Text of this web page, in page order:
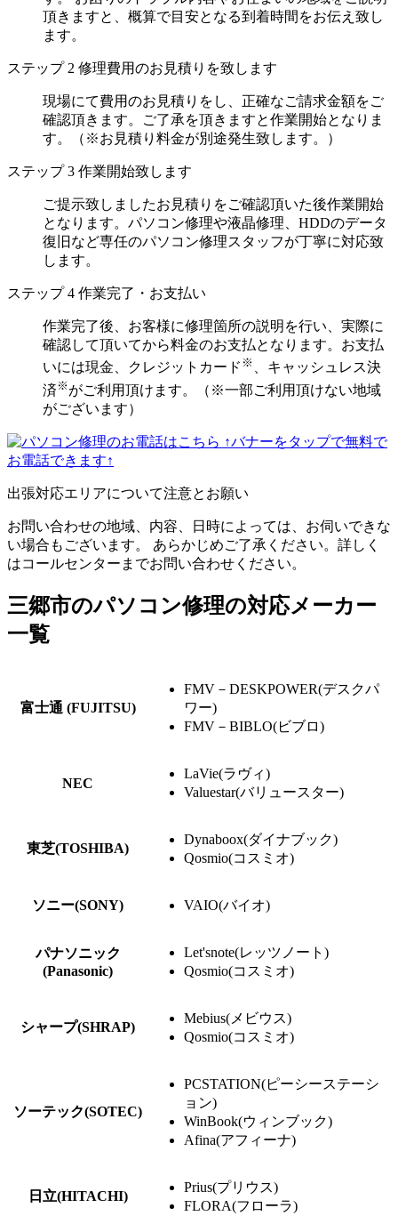
頂きますと、概算で目安となる到着時間をお伝え致し
ます。
ステップ 2 修理費用のお見積りを致します
現場にて費用のお見積りをし、正確なご請求金額をご
確認頂きます。ご了承を頂きますと作業開始となりま
す。（※お見積り料金が別途発生致します。）
ステップ 3 作業開始致します
ご提示致しましたお見積りをご確認頂いた後作業開始
となります。パソコン修理や液晶修理、HDDのデータ
復旧など専任のパソコン修理スタッフが丁寧に対応致
します。
ステップ 4 作業完了・お支払い
作業完了後、お客様に修理箇所の説明を行い、実際に
確認して頂いてから料金のお支払となります。お支払
いには現金、クレジットカード ※ 、キャッシュレス決
済 ※ がご利用頂けます。（※一部ご利用頂けない地域
がございます）
↑バナーをタップで無料で
お電話できます↑
出張対応エリアについて注意とお願い
お問い合わせの地域、内容、日時によっては、お伺いできな
い場合もございます。 あらかじめご了承ください。詳しく
はコールセンターまでお問い合わせください。
三郷市のパソコン修理の対応メーカー
一覧
富士通 (FUJITSU)
FMV－DESKPOWER(デスクパ
ワー)
FMV－BIBLO(ビブロ)
NEC
LaVie(ラヴィ)
Valuestar(バリュースター)
東芝(TOSHIBA)
Dynaboox(ダイナブック)
Qosmio(コスミオ)
ソニー(SONY) VAIO(バイオ)
パナソニック
(Panasonic)
Let'snote(レッツノート)
Qosmio(コスミオ)
シャープ(SHRAP)
Mebius(メビウス)
Qosmio(コスミオ)
ソーテック(SOTEC)
PCSTATION(ピーシーステーシ
ョン)
WinBook(ウィンブック)
Afina(アフィーナ)
日立(HITACHI)
Prius(プリウス)
FLORA(フローラ)